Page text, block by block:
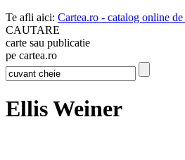
Te afli aici: Cartea.ro - catalog online de
CAUTARE
carte sau publicatie
pe cartea.ro
Ellis Weiner